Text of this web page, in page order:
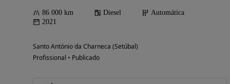
86 000 km Diesel
Automática
2021
Santo António da Charneca (Setúbal)
Profissional • Publicado